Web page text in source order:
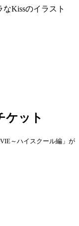
ケット
～ハイスクール編」が